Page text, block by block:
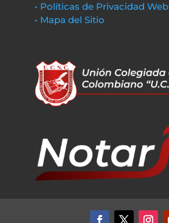
• Políticas de Privacidad Web
• Mapa del Sitio